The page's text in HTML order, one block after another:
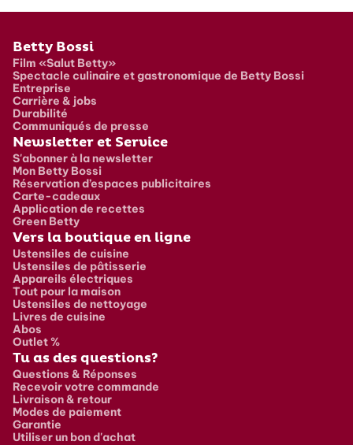
Pied de page
Betty Bossi
Film «Salut Betty»
Spectacle culinaire et gastronomique de Betty Bossi
Entreprise
Carrière & jobs
Durabilité
Communiqués de presse
Newsletter et Service
S'abonner à la newsletter
Mon Betty Bossi
Réservation d’espaces publicitaires
Carte-cadeaux
Application de recettes
Green Betty
Vers la boutique en ligne
Ustensiles de cuisine
Ustensiles de pâtisserie
Appareils électriques
Tout pour la maison
Ustensiles de nettoyage
Livres de cuisine
Abos
Outlet %
Tu as des questions?
Questions & Réponses
Recevoir votre commande
Livraison & retour
Modes de paiement
Garantie
Utiliser un bon d'achat